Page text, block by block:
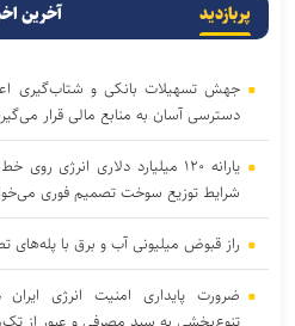
پربازدید آخرین
جهش تسهیلات بانکی و شتاب‌گیری
دسترسی آسان‌ به منابع مالی قرار
یارانه ۱۲۰ میلیارد دلاری انرژی
شرایط توزیع سوخت تصمیم فوری
راز قبوض میلیونی آب و برق با پله‌های
ضرورت پایداری امنیت انرژی
تنوع‌بخشی به سبد مصرفی و عبور از